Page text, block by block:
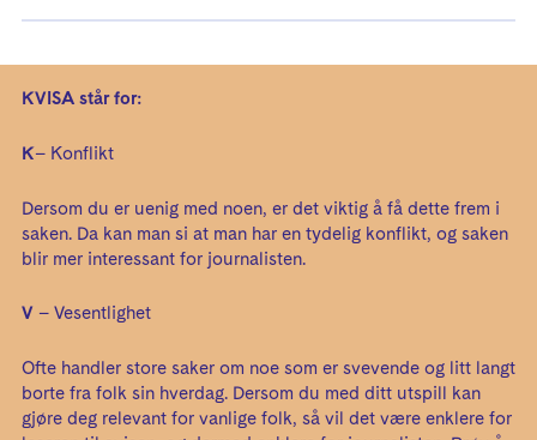
KVISA står for:
K– Konflikt
Dersom du er uenig med noen, er det viktig å få dette frem i
saken. Da kan man si at man har en tydelig konflikt, og saken
blir mer interessant for journalisten.
V – Vesentlighet
Ofte handler store saker om noe som er svevende og litt langt
borte fra folk sin hverdag. Dersom du med ditt utspill kan
gjøre deg relevant for vanlige folk, så vil det være enklere for